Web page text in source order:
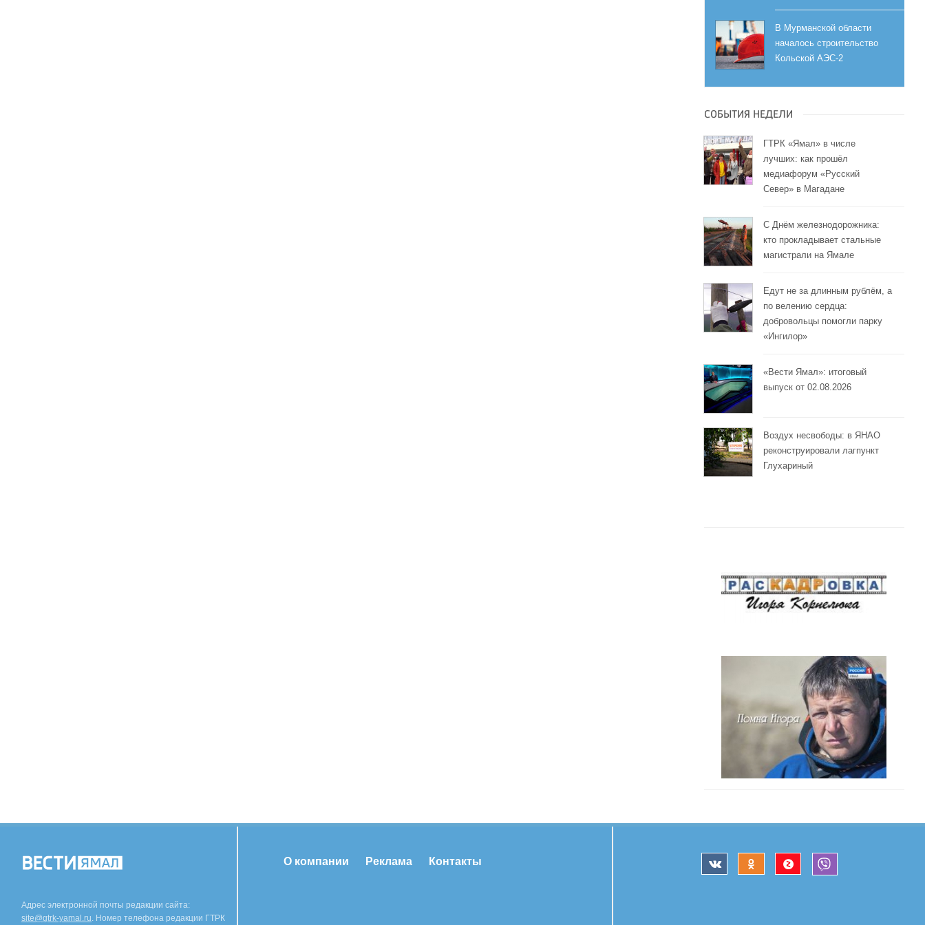
В Мурманской области
началось строительство
Кольской АЭС-2
СОБЫТИЯ НЕДЕЛИ
ГТРК «Ямал» в числе
лучших: как прошёл
медиафорум «Русский
Север» в Магадане
С Днём железнодорожника:
кто прокладывает стальные
магистрали на Ямале
Едут не за длинным рублём, а
по велению сердца:
добровольцы помогли парку
«Ингилор»
«Вести Ямал»: итоговый
выпуск от 02.08.2026
Воздух несвободы: в ЯНАО
реконструировали лагпункт
Глухариный
Адрес электронной почты редакции сайта:
site@gtrk-yamal.ru. Номер телефона редакции ГТРК
О компании Реклама Контакты